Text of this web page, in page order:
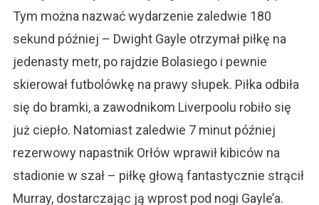
Tym można nazwać wydarzenie zaledwie 180
sekund później – Dwight Gayle otrzymał piłkę na
jedenasty metr, po rajdzie Bolasiego i pewnie
skierował futbolówkę na prawy słupek. Piłka odbiła
się do bramki, a zawodnikom Liverpoolu robiło się
już ciepło. Natomiast zaledwie 7 minut później
rezerwowy napastnik Orłów wprawił kibiców na
stadionie w szał – piłkę głową fantastycznie strącił
Murray, dostarczając ją wprost pod nogi Gayle’a.